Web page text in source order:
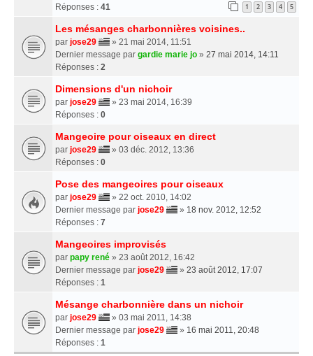
Réponses : 41 1 2 3 4 5
Les mésanges charbonnières voisines..
par jose29
» 21 mai 2014, 11:51
Dernier message par gardie marie jo » 27 mai 2014, 14:11
Réponses : 2
Dimensions d'un nichoir
par jose29
» 23 mai 2014, 16:39
Réponses : 0
Mangeoire pour oiseaux en direct
par jose29
» 03 déc. 2012, 13:36
Réponses : 0
Pose des mangeoires pour oiseaux
par jose29
» 22 oct. 2010, 14:02
Dernier message par jose29 » 18 nov. 2012, 12:52
Réponses : 7
Mangeoires improvisés
par papy rené » 23 août 2012, 16:42
Dernier message par jose29 » 23 août 2012, 17:07
Réponses : 1
Mésange charbonnière dans un nichoir
par jose29
» 03 mai 2011, 14:38
Dernier message par jose29 » 16 mai 2011, 20:48
Réponses : 1